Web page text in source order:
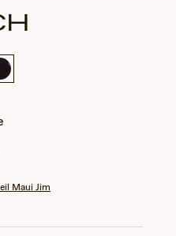
Tortue
Maui Jim